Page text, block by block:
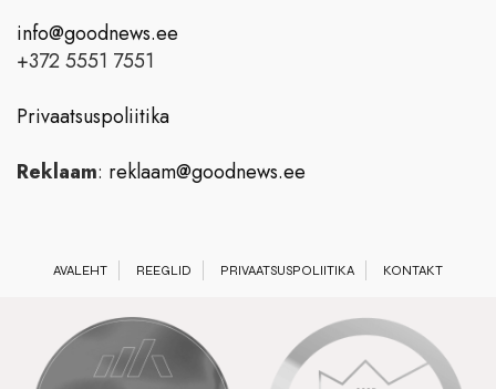
info@goodnews.ee
+372 5551 7551
Privaatsuspoliitika
Reklaam: reklaam@goodnews.ee
AVALEHT REEGLID PRIVAATSUSPOLIITIKA KONTAKT